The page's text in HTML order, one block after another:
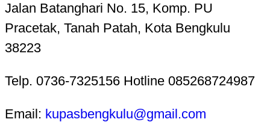
Jalan Batanghari No. 15, Komp. PU
Pracetak, Tanah Patah, Kota Bengkulu
38223
Telp. 0736-7325156 Hotline 085268724987
Email: kupasbengkulu@gmail.com